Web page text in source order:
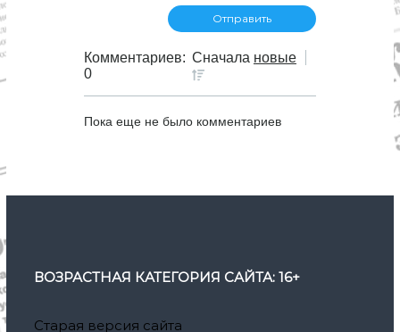
Комментариев:
0
Сначала новые
Пока еще не было комментариев
ВОЗРАСТНАЯ КАТЕГОРИЯ САЙТА: 16+
Старая версия сайта